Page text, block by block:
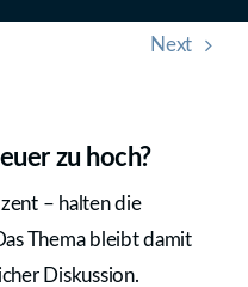
Next
zu hoch?
– halten die
Thema bleibt damit
Diskussion.